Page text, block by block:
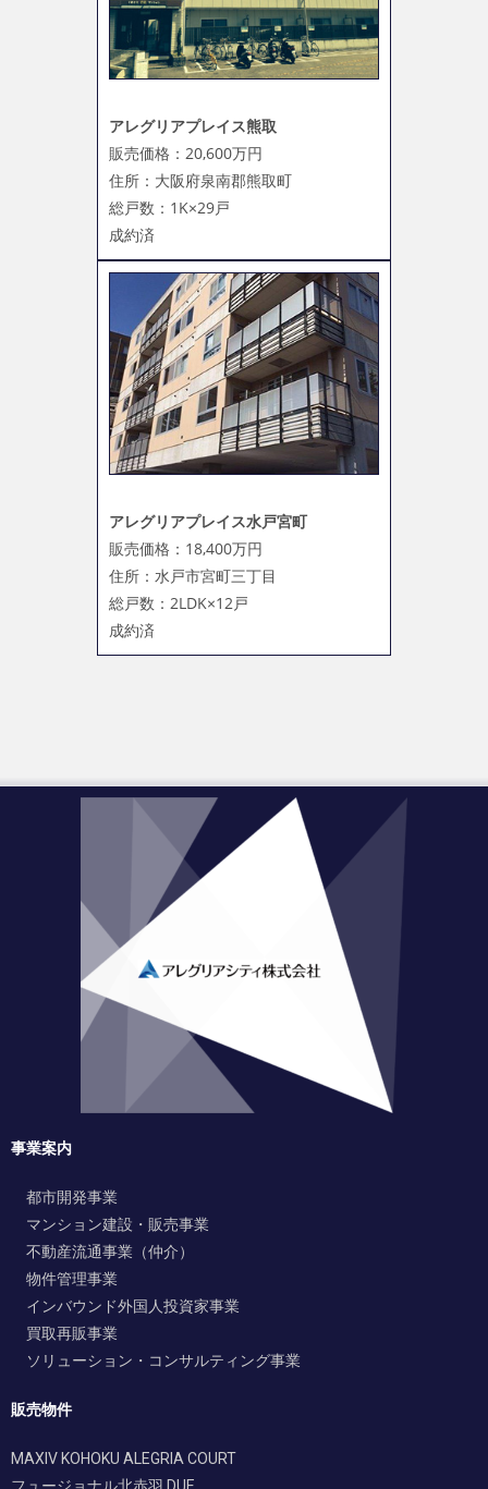
アレグリアプレイス熊取
販売価格：20,600万円
住所：大阪府泉南郡熊取町
総戸数：1K×29戸
成約済
アレグリアプレイス水戸宮町
販売価格：18,400万円
住所：水戸市宮町三丁目
総戸数：2LDK×12戸
成約済
事業案内
都市開発事業
マンション建設・販売事業
不動産流通事業（仲介）
物件管理事業
インバウンド外国人投資家事業
買取再販事業
ソリューション・コンサルティング事業
販売物件
MAXIV KOHOKU ALEGRIA COURT